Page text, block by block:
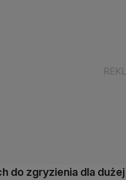
do zgryzienia dla dużej